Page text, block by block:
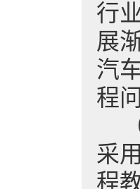
行
展
汽
程
采
程